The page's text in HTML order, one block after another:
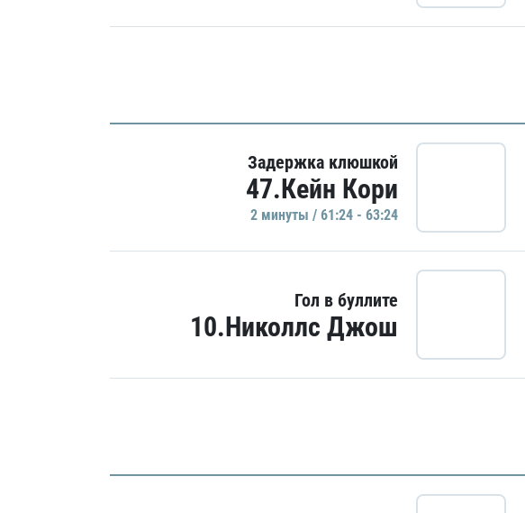
Задержка клюшкой
47.Кейн Кори
2 минуты / 61:24 - 63:24
Гол в буллите
10.Николлс Джош